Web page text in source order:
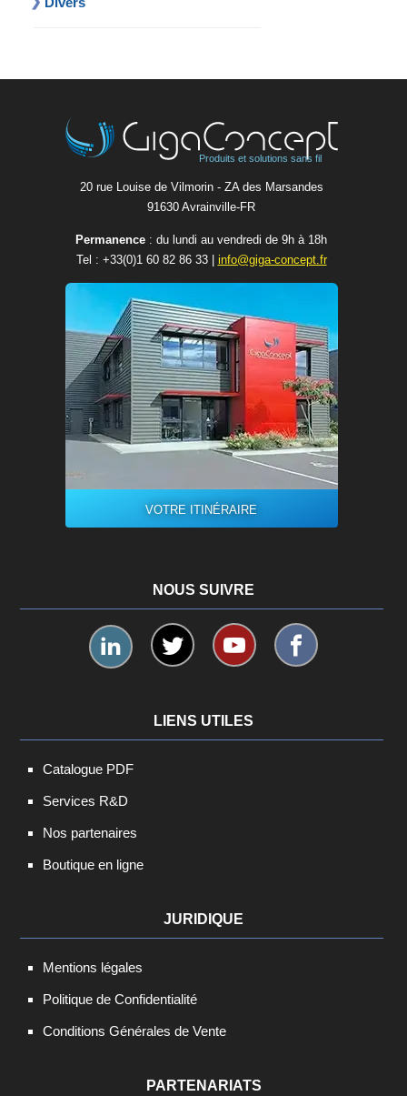
Produits et solutions sans fil
20 rue Louise de Vilmorin - ZA des Marsandes
91630 Avrainvilleㅤ-ㅤFR
Permanence : du lundi au vendredi de 9h à 18h
Tel : +33(0)1 60 82 86 33| info@giga-concept.fr
VOTRE ITINÉRAIRE
NOUS SUIVRE
LIENS UTILES
Catalogue PDF
Services R&D
Nos partenaires
Boutique en ligne
JURIDIQUE
Mentions légales
Politique de Confidentialité
Conditions Générales de Vente
PARTENARIATS